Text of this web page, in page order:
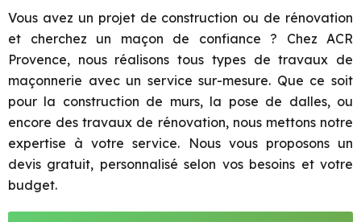
Vous avez un projet de construction ou de rénovation
et cherchez un maçon de confiance ? Chez ACR
Provence, nous réalisons tous types de travaux de
maçonnerie avec un service sur-mesure. Que ce soit
pour la construction de murs, la pose de dalles, ou
encore des travaux de rénovation, nous mettons notre
expertise à votre service. Nous vous proposons un
devis gratuit, personnalisé selon vos besoins et votre
budget.